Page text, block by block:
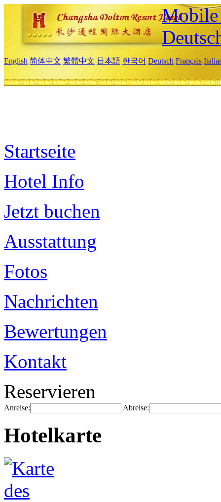
Mobile
English 简体中文 繁體中文 日本語 한국어 Deutsch Français
Startseite
Hotel Info
Jetzt buchen
Ausstattung
Fotos
Nachrichten
Bewertungen
Kontakt
Reservieren
Anreise: Abreise:
Hotelkarte